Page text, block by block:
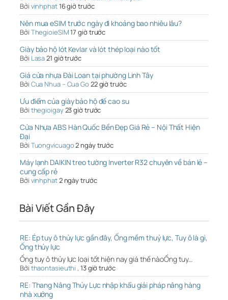
Bởi vinhphat16 giờ trước
Nên mua eSIM trước ngày đi khoảng bao nhiêu lâu?
Bởi ThegioieSIM17 giờ trước
Giày bảo hộ lót Kevlar và lót thép loại nào tốt
Bởi Lasa21 giờ trước
Giá cửa nhựa Đài Loan tại phường Linh Tây
Bởi Cua Nhua – Cua Go 22 giờ trước
Ưu điểm của giày bảo hộ đế cao su
Bởi thegioigay23 giờ trước
Cửa Nhựa ABS Hàn Quốc Bền Đẹp Giá Rẻ – Nội Thất Hiện
Đại
Bởi Tuongvicuago2 ngày trước
Máy lạnh DAIKIN treo tường Inverter R32 chuyên về bán lẻ –
cung cấp rẻ
Bởi vinhphat2 ngày trước
Bài Viết Gần Đây
RE: Ép tuy ô thủy lực gần đây, Ống mềm thuỷ lực, Tuy ô là gì,
Ống thủy lực
Ống tuy ô thủy lực loại tốt hiện nay giá thế nàoỐng tuy…
Bởi thaontasieuthi , 13 giờ trước
RE: Thang Nâng Thủy Lực nhập khẩu giải pháp nâng hàng
nhà xưởng